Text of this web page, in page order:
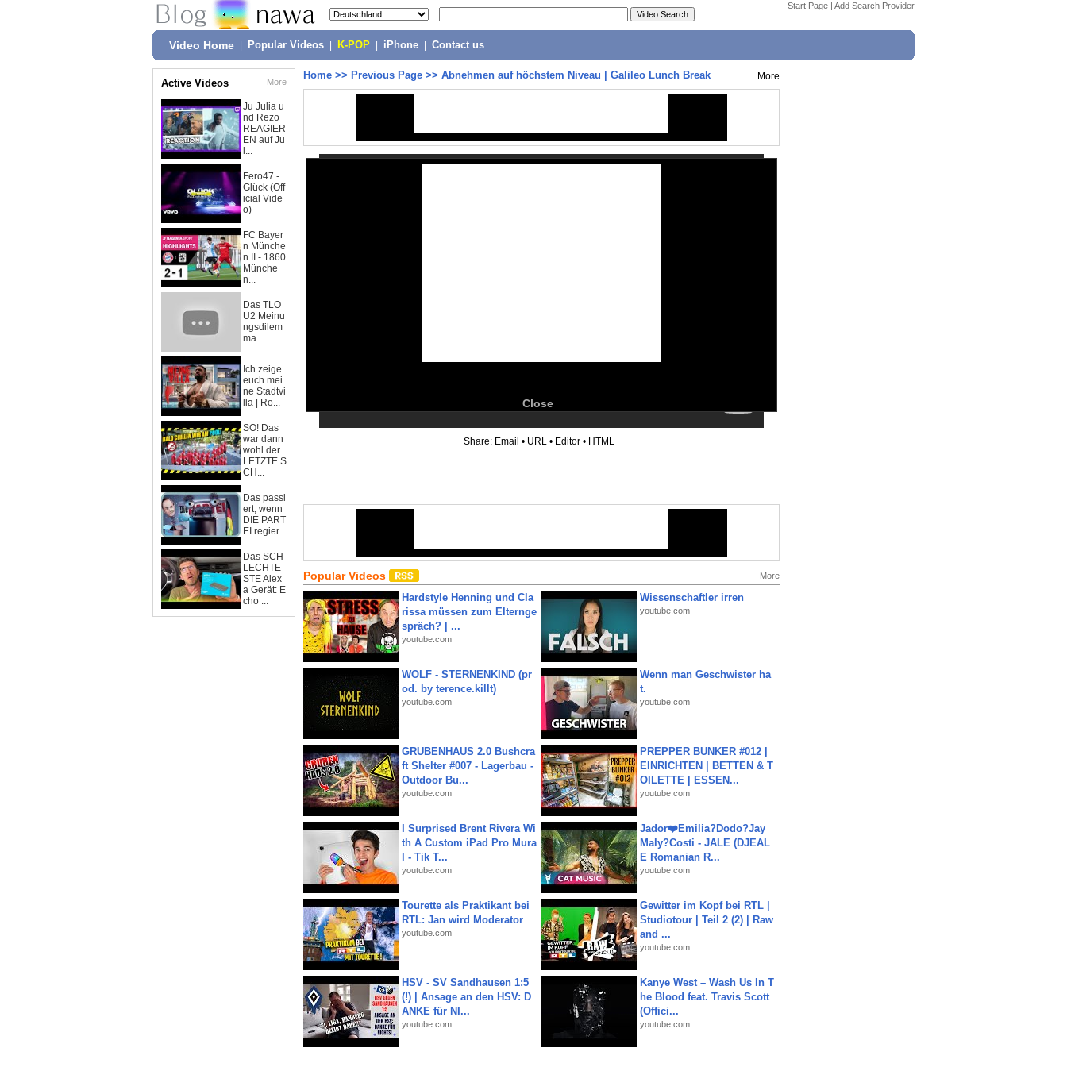
Start Page | Add Search Provider
Video Home Popular Videos K-POP iPhone Contact us
Active Videos More
Ju Julia u
nd Rezo
REAGIER
EN auf Ju
l...
Fero47 -
Glück (Off
icial Vide
o)
FC Bayer
n Münche
n II - 1860
Münche
n...
Das TLO
U2 Meinu
ngsdilem
ma
Ich zeige
euch mei
ne Stadtvi
lla | Ro...
SO! Das
war dann
wohl der
LETZTE S
CH...
Das passi
ert, wenn
DIE PART
EI regier...
Das SCH
LECHTE
STE Alex
a Gerät: E
cho ...
Home >> Previous Page >> Abnehmen auf höchstem Niveau | Galileo Lunch Break More
Close
Share: Email • URL • Editor • HTML
Popular Videos More
Hardstyle Henning und Cla
rissa müssen zum Elternge
spräch? | ...
youtube.com
Wissenschaftler irren
youtube.com
WOLF - STERNENKIND (pr
od. by terence.killt)
youtube.com
Wenn man Geschwister ha
t.
youtube.com
GRUBENHAUS 2.0 Bushcra
ft Shelter #007 - Lagerbau -
Outdoor Bu...
youtube.com
PREPPER BUNKER #012 |
EINRICHTEN | BETTEN & T
OILETTE | ESSEN...
youtube.com
I Surprised Brent Rivera Wi
th A Custom iPad Pro Mura
l - Tik T...
youtube.com
Jador❤️Emilia?Dodo?Jay
Maly?Costi - JALE (DJEAL
E Romanian R...
youtube.com
Tourette als Praktikant bei
RTL: Jan wird Moderator
youtube.com
Gewitter im Kopf bei RTL |
Studiotour | Teil 2 (2) | Raw
and ...
youtube.com
HSV - SV Sandhausen 1:5
(!) | Ansage an den HSV: D
ANKE für NI...
youtube.com
Kanye West – Wash Us In T
he Blood feat. Travis Scott
(Offici...
youtube.com